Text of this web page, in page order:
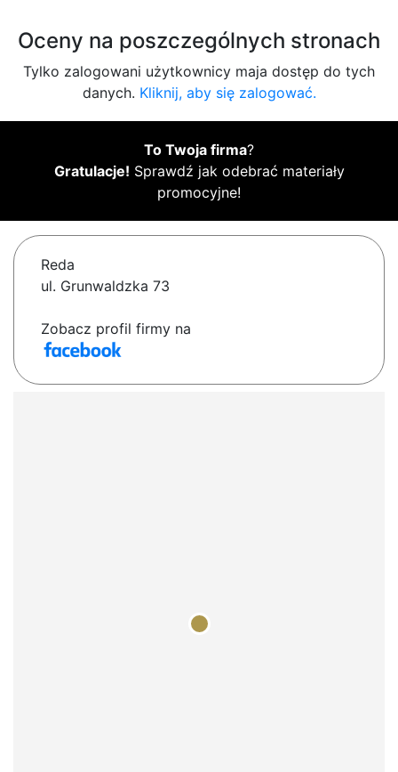
Oceny na poszczególnych stronach
Tylko zalogowani użytkownicy maja dostęp do tych
danych. Kliknij, aby się zalogować.
To Twoja firma?
Gratulacje! Sprawdź jak odebrać materiały
promocyjne!
Reda
ul. Grunwaldzka 73
Zobacz profil firmy na